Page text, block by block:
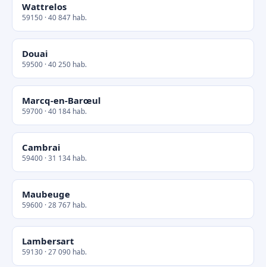
Wattrelos
59150 · 40 847 hab.
Douai
59500 · 40 250 hab.
Marcq-en-Barœul
59700 · 40 184 hab.
Cambrai
59400 · 31 134 hab.
Maubeuge
59600 · 28 767 hab.
Lambersart
59130 · 27 090 hab.